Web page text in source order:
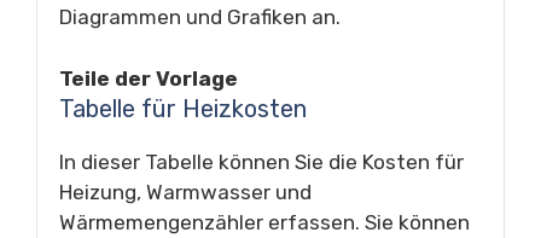
Diagrammen und Grafiken an.
Teile der Vorlage
Tabelle für Heizkosten
In dieser Tabelle können Sie die Kosten für
Heizung, Warmwasser und
Wärmemengenzähler erfassen. Sie können